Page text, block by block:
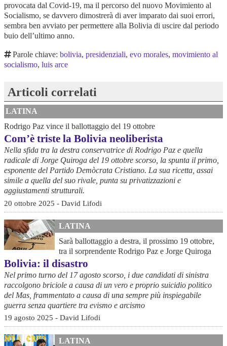
provocata dal Covid-19, ma il percorso del nuovo Movimiento al
Socialismo, se davvero dimostrerà di aver imparato dai suoi errori,
sembra ben avviato per permettere alla Bolivia di uscire dal periodo
buio dell’ultimo anno.
Parole chiave:bolivia,presidenziali,evo morales,movimiento al
socialismo, luis arce
Articoli correlati
LATINA
Rodrigo Paz vince il ballottaggio del 19 ottobre
Com’è triste la Bolivia neoliberista
Nella sfida tra la destra conservatrice di Rodrigo Paz e quella
radicale di Jorge Quiroga del 19 ottobre scorso, la spunta il primo,
esponente del Partido Demòcrata Cristiano. La sua ricetta, assai
simile a quella del suo rivale, punta su privatizzazioni e
aggiustamenti strutturali.
20 ottobre 2025 - David Lifodi
LATINA
Sarà ballottaggio a destra, il prossimo 19 ottobre,
tra il sorprendente Rodrigo Paz e Jorge Quiroga
Bolivia: il disastro
Nel primo turno del 17 agosto scorso, i due candidati di sinistra
raccolgono briciole a causa di un vero e proprio suicidio politico
del Mas, frammentato a causa di una sempre più inspiegabile
guerra senza quartiere tra evismo e arcismo
19 agosto 2025 - David Lifodi
LATINA